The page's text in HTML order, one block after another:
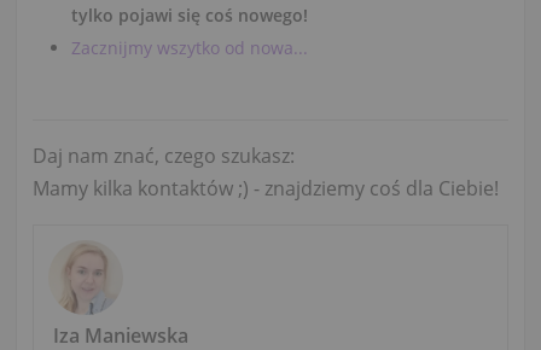
tylko pojawi się coś nowego!
Zacznijmy wszytko od nowa...
Daj nam znać, czego szukasz:
Mamy kilka kontaktów ;) - znajdziemy coś dla Ciebie!
Iza Maniewska